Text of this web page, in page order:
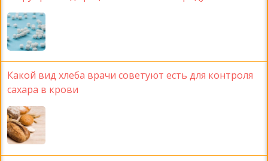
Какой вид хлеба врачи советуют есть для контроля
сахара в крови